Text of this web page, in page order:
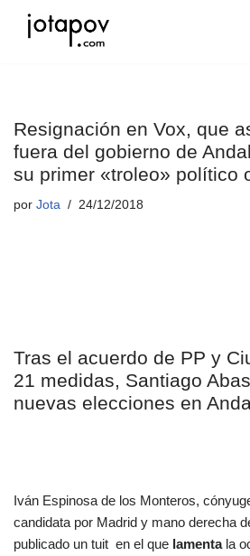
Resignación en Vox, que
fuera del gobierno de
su primer «troleo» político
por Jota 24/12/2018
Tras el acuerdo de PP y
21 medidas, Santiago
nuevas elecciones en
Iván Espinosa de los Monteros,
candidata por Madrid y mano derecha
publicado un tuit en el que lamentala